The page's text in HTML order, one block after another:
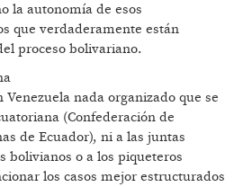
la autonomía de esos
que verdaderamente están
proceso bolivariano.
nada organizado que se
(Confederación de
de Ecuador), ni a las juntas
bolivianos o a los piqueteros
los casos mejor estructurados